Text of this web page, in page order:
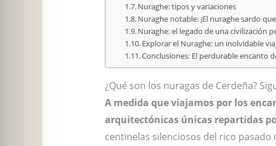
Nuraghe: tipos y variaciones
Nuraghe notable: ¡El nuraghe sardo
Nuraghe: el legado de una civilización
Explorar el Nuraghe: un inolvidable
Conclusiones: El perdurable encanto
¿Qué son los nuragas de Cerdeña?
A medida que viajamos por los
arquitectónicas únicas repartidas
centinelas silenciosos del rico